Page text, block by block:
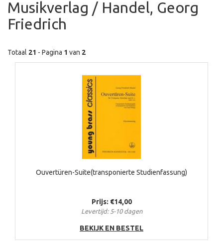
Musikverlag / Handel, Georg
Friedrich
Totaal 21 - Pagina 1 van 2
Ouvertüren-Suite(transponierte Studienfassung)
Prijs: €14,00
Levertijd: 5-10 dagen
BEKIJK EN BESTEL